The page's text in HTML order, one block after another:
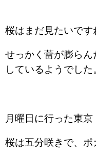
桜はまだ見たいです
せっかく蕾が膨ら
しているようでした
月曜日に行った東京
桜は五分咲きで、ポ